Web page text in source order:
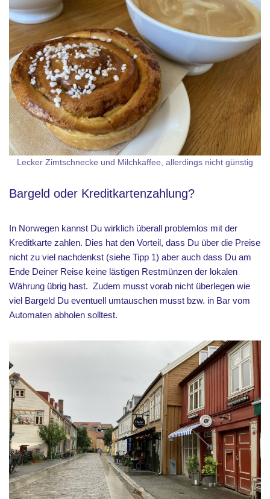
Lecker Zimtschnecke und Milchkaffee, allerdings nicht günstig
Bargeld oder Kreditkartenzahlung?
In Norwegen kannst Du wirklich überall problemlos mit der
Kreditkarte zahlen. Dies hat den Vorteil, dass Du über die Preise
nicht zu viel nachdenkst (siehe Tipp 1) aber auch dass Du am
Ende Deiner Reise keine lästigen Restmünzen der lokalen
Währung übrig hast. Zudem musst vorab nicht überlegen wie
viel Bargeld Du eventuell umtauschen musst bzw. in Bar vom
Automaten abholen solltest.